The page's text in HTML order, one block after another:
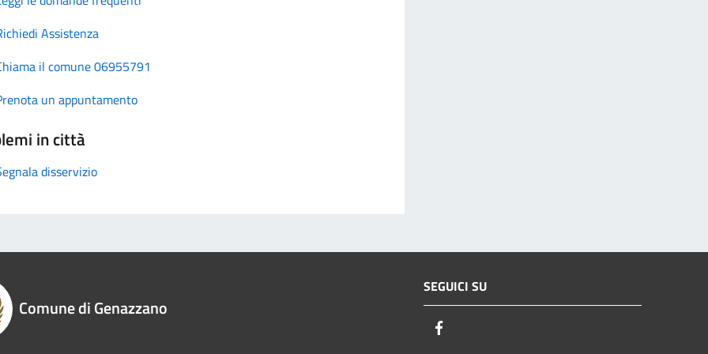
Assistenza
il comune 06955791
un appuntamento
in città
disservizio
Comune di Genazzano
SEGUICI SU